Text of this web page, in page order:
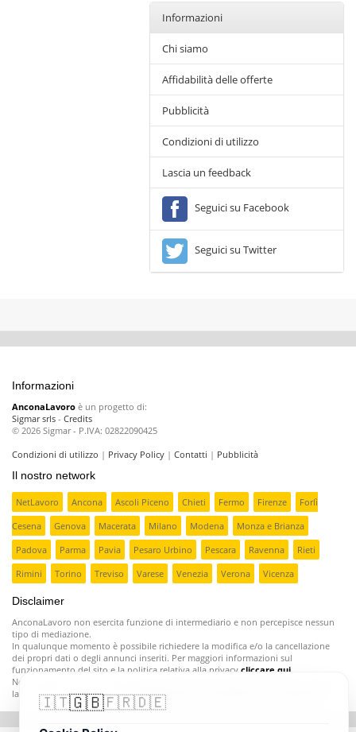
Informazioni
Chi siamo
Affidabilità delle offerte
Pubblicità
Condizioni di utilizzo
Lascia un feedback
Seguici su Facebook
Seguici su Twitter
Informazioni
AnconaLavoro è un progetto di:
Sigmar srls - Credits
© 2026 Sigmar - P.IVA: 02822090425
Condizioni di utilizzo | Privacy Policy | Contatti | Pubblicità
Il nostro network
NetLavoro Ancona Ascoli Piceno Chieti Fermo Firenze
Forlì
Cesena
Genova Macerata Milano Modena
Monza e Brianza
Padova
Parma Pavia Pesaro Urbino Pescara Ravenna
Rieti
Rimini
Torino Treviso Varese Venezia Verona Vicenza
Disclaimer
AnconaLavoro non esercita funzione di intermediario e non percepisce nessun
tipo di mediazione.
In qualunque momento è possibile richiedere la modifica e/o la cancellazione
dei propri dati o degli annunci inseriti. Per maggiori informazioni sul
funzionamento del sito e la politica relativa alla privacy cliccare qui
Nonostante i nostri controlli ci sono aziende poco serie che inseriscono offerte di
lavoro fasulle o ingannevoli;segnalatecele e provvederemo a rimuoverle
🇮🇹🇬🇧🇫🇷🇩🇪